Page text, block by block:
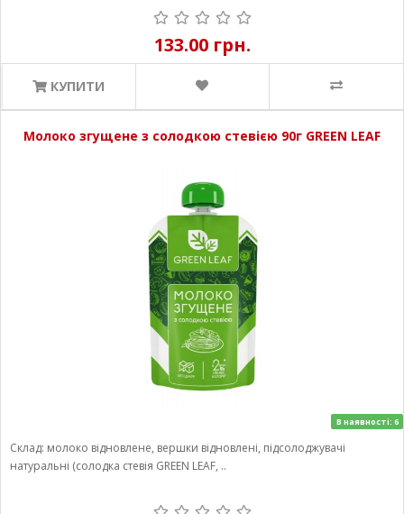
133.00 грн.
КУПИТИ
Молоко згущене з солодкою стевією 90г GREEN LEAF
В наявності: 6
Склад: молоко відновлене, вершки відновлені, підсолоджувачі
натуральні (солодка стевія GREEN LEAF, ..